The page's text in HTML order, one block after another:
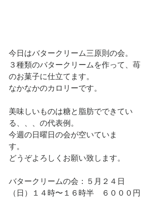
今日はバタークリーム三原則の会。
３種類のバタークリームを作って、苺
のお菓子に仕立てます。
なかなかのカロリーです。
美味しいものは糖と脂肪でできてい
る、、、の代表例。
今週の日曜日の会が空いていま
す。
どうぞよろしくお願い致します。
バタークリームの会：５月２４日
（日）１４時〜１６時半　６０００円